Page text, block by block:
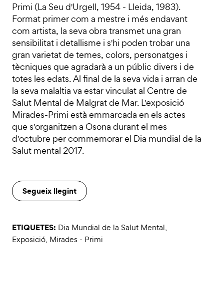
Primi (La Seu d'Urgell, 1954 - Lleida, 1983).
Format primer com a mestre i més endavant
com artista, la seva obra transmet una gran
sensibilitat i detallisme i s'hi poden trobar una
gran varietat de temes, colors, personatges i
tècniques que agradarà a un públic divers i de
totes les edats. Al final de la seva vida i arran de
la seva malaltia va estar vinculat al Centre de
Salut Mental de Malgrat de Mar. L'exposició
Mirades-Primi està emmarcada en els actes
que s'organitzen a Osona durant el mes
d'octubre per commemorar el Dia mundial de la
Salut mental 2017.
Segueix llegint
ETIQUETES: Dia Mundial de la Salut Mental,
Exposició, Mirades - Primi